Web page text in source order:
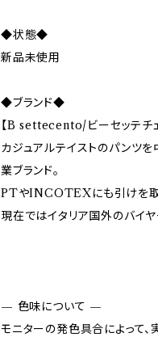
◆状態◆
新品未使用
◆ブランド◆
【B settecento/ビーセッテチェ
カジュアルテイストのパンツ
業ブランド。
PTやINCOTEXにも引けを取
現在ではイタリア国外のバイ
— 色味について —
モニターの発色具合によって